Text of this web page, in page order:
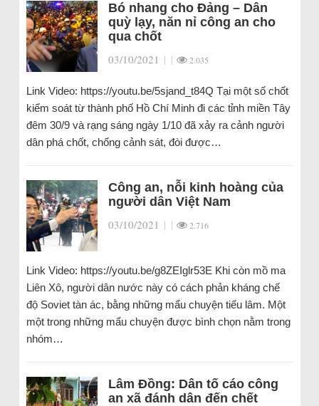
Bó nhang cho Đảng – Dân
quỳ lạy, năn nỉ công an cho
qua chốt
03/10/2021 | | 2.035
Link Video: https://youtu.be/5sjand_t84Q Tại một số chốt
kiểm soát từ thành phố Hồ Chí Minh đi các tỉnh miền Tây
đêm 30/9 và rạng sáng ngày 1/10 đã xảy ra cảnh người
dân phá chốt, chống cảnh sát, đòi được…
Công an, nỗi kinh hoàng của
người dân Việt Nam
03/10/2021 | | 2.716
Link Video: https://youtu.be/g8ZEIglr53E Khi còn mồ ma
Liên Xô, người dân nước này có cách phản kháng chế
độ Soviet tàn ác, bằng những mẩu chuyện tiếu lâm. Một
một trong những mẩu chuyện được bình chọn nằm trong
nhóm…
Lâm Đồng: Dân tố cáo công
an xã đánh dân đến chết